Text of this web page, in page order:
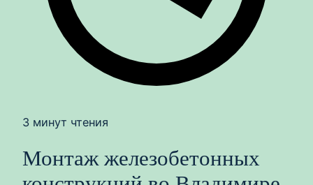
3 минут чтения
Монтаж железобетонных